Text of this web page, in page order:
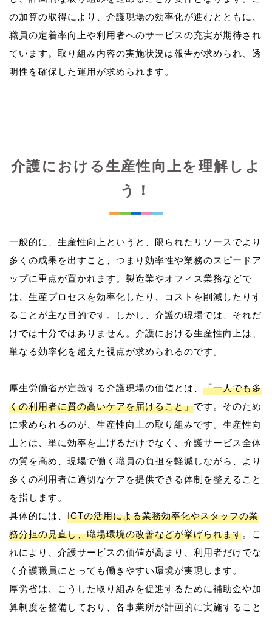
の加算の取得により、介護現場の効率化が進むとともに、
職員の定着率向上や利用者へのサービスの充実が期待され
ています。取り組み内容の実施状況は報告が求められ、透
介護における生産性向上を理解しよ
う！
一般的に、生産性向上というと、限られたリソースでより
多くの成果を出すこと、つまり効率性や業務のスピードア
ップに重点が置かれます。製造業やオフィス業務などで
は、生産プロセスを効率化したり、コストを削減したりす
ることが主な目的です。しかし、介護の現場では、それだ
けでは十分ではありません。介護における生産性向上は、
単なる効率化を超えた視点が求められるのです。
厚生労働省が定義する介護現場の価値とは、 「一人でも多
くの利用者に質の高いケアを届けること」です。そのため
に求められるのが、生産性向上の取り組みです。生産性向
上とは、単に効率を上げるだけでなく、介護サービス全体
の質を高め、現場で働く職員の負担を軽減しながら、より
多くの利用者に適切なケアを提供できる体制を整えること
を指します。
具体的には、 ICTの活用による業務効率化やスタッフの業
務分担の見直し、職場環境の改善などが挙げられます。こ
れにより、介護サービスの価値が高まり、利用者だけでな
く介護職員にとっても働きやすい環境が実現します。
厚労省は、こうした取り組みを促進するために補助金や加
算制度を整備しており、各事業所が計画的に実施すること